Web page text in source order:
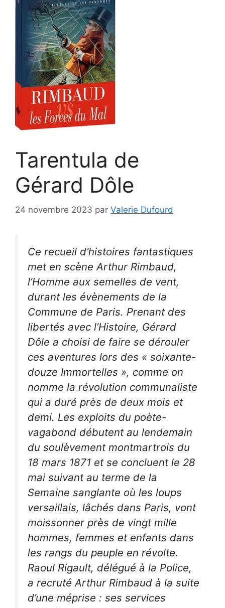
Tarentula de
Gérard Dôle
24 novembre 2023 par Valerie Dufourd
Ce recueil d’histoires fantastiques
met en scène Arthur Rimbaud,
l’Homme aux semelles de vent,
durant les évènements de la
Commune de Paris. Prenant des
libertés avec l’Histoire, Gérard
Dôle a choisi de faire se dérouler
ces aventures lors des « soixante-
douze Immortelles », comme on
nomme la révolution communaliste
qui a duré près de deux mois et
demi. Les exploits du poète-
vagabond débutent au lendemain
du soulèvement montmartrois du
18 mars 1871 et se concluent le 28
mai suivant au terme de la
Semaine sanglante où les loups
versaillais, lâchés dans Paris, vont
moissonner près de vingt mille
hommes, femmes et enfants dans
les rangs du peuple en révolte.
Raoul Rigault, délégué à la Police,
a recruté Arthur Rimbaud à la suite
d’une méprise : ses services